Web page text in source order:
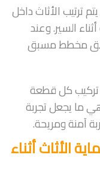
ترتيب الأثاث داخل
السير. وعند
وفق مخطط مسبق
تركيب كل قطعة
ما يجعل تجربة
آمنة ومريحة.
الأثاث أثناء